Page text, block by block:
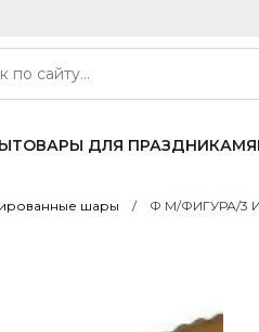
ТОВАРЫ ДЛЯ ПРАЗДНИКА
шары Ф М/ФИГУРА/3